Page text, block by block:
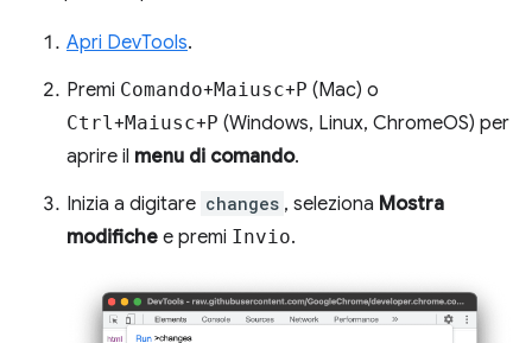
Apri DevTools.
Premi Comando+Maiusc+P (Mac) o
Ctrl+Maiusc+P (Windows, Linux, ChromeOS) per
aprire il menu di comando.
Inizia a digitare changes , seleziona Mostra
modifiche e premi Invio.